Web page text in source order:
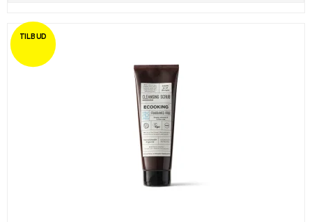
TILBUD